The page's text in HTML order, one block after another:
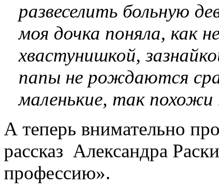
развеселить больную
моя дочка поняла, как
хвастунишкой,
папы не рождаются
маленькие, так похожи
А теперь внимательно
рассказ Александра
профессию».